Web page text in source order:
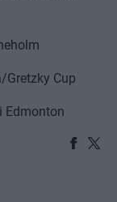
Cup
Edmonton